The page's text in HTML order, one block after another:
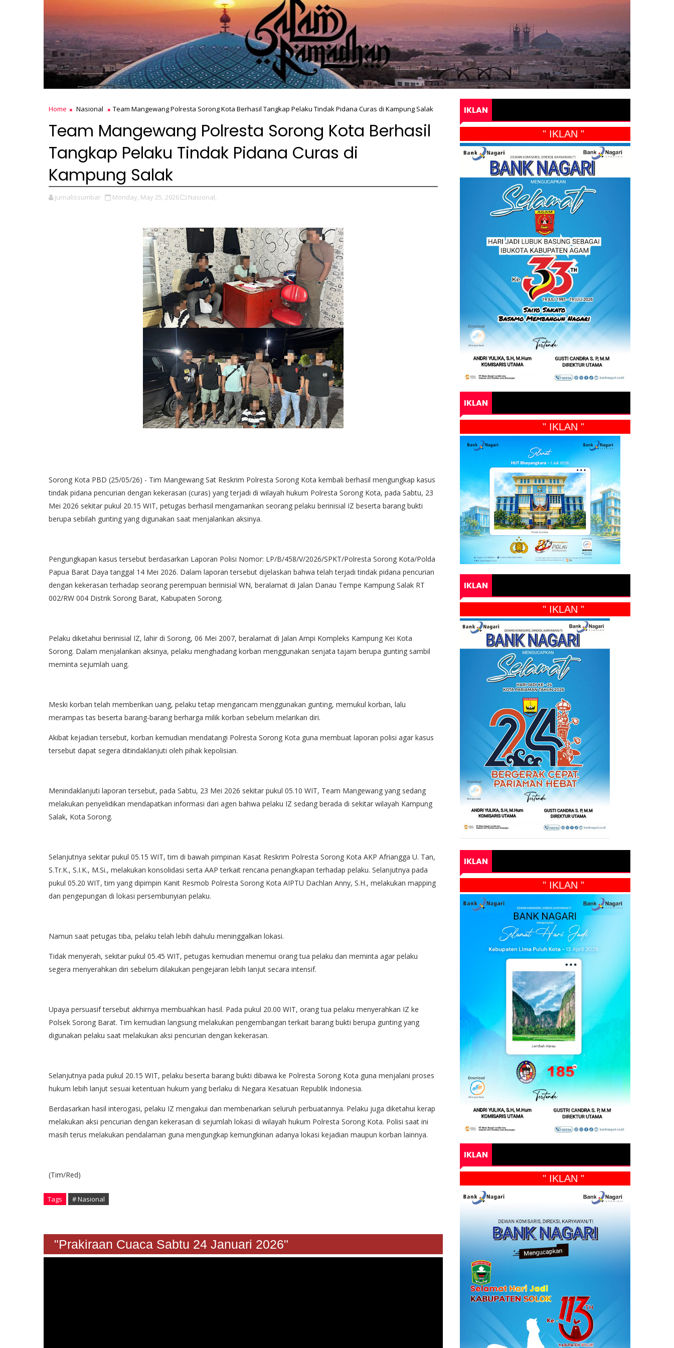
Home Nasional Team Mangewang Polresta Sorong Kota Berhasil Tangkap Pelaku Tindak Pidana Curas di Kampung Salak
Team Mangewang Polresta Sorong Kota Berhasil
Tangkap Pelaku Tindak Pidana Curas di
Kampung Salak
jurnalissumbar Monday, May 25, 2026 Nasional,
Sorong Kota PBD (25/05/26) - Tim Mangewang Sat Reskrim Polresta Sorong Kota kembali berhasil mengungkap kasus
tindak pidana pencurian dengan kekerasan (curas) yang terjadi di wilayah hukum Polresta Sorong Kota, pada Sabtu, 23
Mei 2026 sekitar pukul 20.15 WIT, petugas berhasil mengamankan seorang pelaku berinisial IZ beserta barang bukti
berupa sebilah gunting yang digunakan saat menjalankan aksinya.
Pengungkapan kasus tersebut berdasarkan Laporan Polisi Nomor: LP/B/458/V/2026/SPKT/Polresta Sorong Kota/Polda
Papua Barat Daya tanggal 14 Mei 2026. Dalam laporan tersebut dijelaskan bahwa telah terjadi tindak pidana pencurian
dengan kekerasan terhadap seorang perempuan berinisial WN, beralamat di Jalan Danau Tempe Kampung Salak RT
002/RW 004 Distrik Sorong Barat, Kabupaten Sorong.
Pelaku diketahui berinisial IZ, lahir di Sorong, 06 Mei 2007, beralamat di Jalan Ampi Kompleks Kampung Kei Kota
Sorong. Dalam menjalankan aksinya, pelaku menghadang korban menggunakan senjata tajam berupa gunting sambil
meminta sejumlah uang.
Meski korban telah memberikan uang, pelaku tetap mengancam menggunakan gunting, memukul korban, lalu
merampas tas beserta barang-barang berharga milik korban sebelum melarikan diri.
Akibat kejadian tersebut, korban kemudian mendatangi Polresta Sorong Kota guna membuat laporan polisi agar kasus
tersebut dapat segera ditindaklanjuti oleh pihak kepolisian.
Menindaklanjuti laporan tersebut, pada Sabtu, 23 Mei 2026 sekitar pukul 05.10 WIT, Team Mangewang yang sedang
melakukan penyelidikan mendapatkan informasi dari agen bahwa pelaku IZ sedang berada di sekitar wilayah Kampung
Salak, Kota Sorong.
Selanjutnya sekitar pukul 05.15 WIT, tim di bawah pimpinan Kasat Reskrim Polresta Sorong Kota AKP Afriangga U. Tan,
S.Tr.K., S.I.K., M.Si., melakukan konsolidasi serta AAP terkait rencana penangkapan terhadap pelaku. Selanjutnya pada
pukul 05.20 WIT, tim yang dipimpin Kanit Resmob Polresta Sorong Kota AIPTU Dachlan Anny, S.H., melakukan mapping
dan pengepungan di lokasi persembunyian pelaku.
Namun saat petugas tiba, pelaku telah lebih dahulu meninggalkan lokasi.
Tidak menyerah, sekitar pukul 05.45 WIT, petugas kemudian menemui orang tua pelaku dan meminta agar pelaku
segera menyerahkan diri sebelum dilakukan pengejaran lebih lanjut secara intensif.
Upaya persuasif tersebut akhirnya membuahkan hasil. Pada pukul 20.00 WIT, orang tua pelaku menyerahkan IZ ke
Polsek Sorong Barat. Tim kemudian langsung melakukan pengembangan terkait barang bukti berupa gunting yang
digunakan pelaku saat melakukan aksi pencurian dengan kekerasan.
Selanjutnya pada pukul 20.15 WIT, pelaku beserta barang bukti dibawa ke Polresta Sorong Kota guna menjalani proses
hukum lebih lanjut sesuai ketentuan hukum yang berlaku di Negara Kesatuan Republik Indonesia.
Berdasarkan hasil interogasi, pelaku IZ mengakui dan membenarkan seluruh perbuatannya. Pelaku juga diketahui kerap
melakukan aksi pencurian dengan kekerasan di sejumlah lokasi di wilayah hukum Polresta Sorong Kota. Polisi saat ini
masih terus melakukan pendalaman guna mengungkap kemungkinan adanya lokasi kejadian maupun korban lainnya.
(Tim/Red)
Tags # Nasional
"Prakiraan Cuaca Sabtu 24 Januari 2026"
IKLAN
" IKLAN "
IKLAN
" IKLAN "
IKLAN
" IKLAN "
IKLAN
" IKLAN "
IKLAN
" IKLAN "